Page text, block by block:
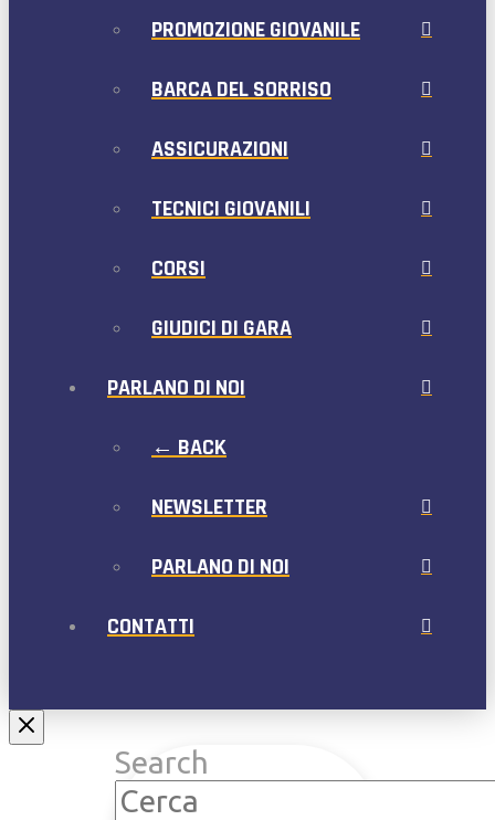
PROMOZIONE GIOVANILE
BARCA DEL SORRISO
ASSICURAZIONI
TECNICI GIOVANILI
CORSI
GIUDICI DI GARA
PARLANO DI NOI
← BACK
NEWSLETTER
PARLANO DI NOI
CONTATTI
Search